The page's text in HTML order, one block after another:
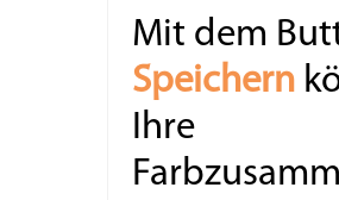
Mit dem
Speichern
Ihre